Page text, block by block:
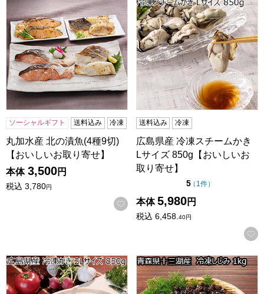
ソーシャルギフト 送料込み 冷凍
丸加水産 北の漬魚(4種9切)
【おいしいお取り寄せ】
本体 3,500円
税込 3,780円
お気に入りに登録する
送料込み 冷凍
広島県産 冷凍スチームかき
Lサイズ 850g【おいしいお
取り寄せ】
5点（5点満点中）
（ 1件の評価
）
本体 5,980円
税込 6,458. 40円
広島県産 冷凍かき 2Lサイズ 850g【おいしいお取り寄せ】
青森県十三湖産 冷凍しじみ